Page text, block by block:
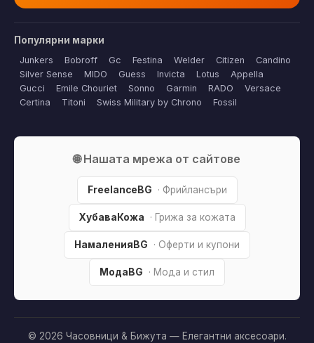
Популярни марки
Junkers Bobroff Gc Festina Welder Citizen
Candino
Silver Sense
MIDO Guess Invicta Lotus
Appella
Gucci
Emile Chouriet Sonno Garmin RADO
Versace
Certina
Titoni Swiss Military by Chrono Fossil
🌐 Нашата мрежа от сайтове
FreelanceBG · Фрийлансъри
ХубаваКожа · Грижа за кожата
НамаленияBG · Оферти и купони
МодаBG · Мода и стил
© 2026 Часовници & Бижута — Елегантни аксесоари.